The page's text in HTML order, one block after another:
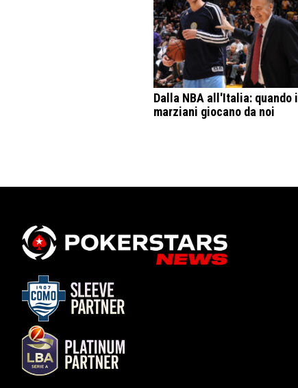
Dalla NBA all'Italia: quando i
marziani giocano da noi